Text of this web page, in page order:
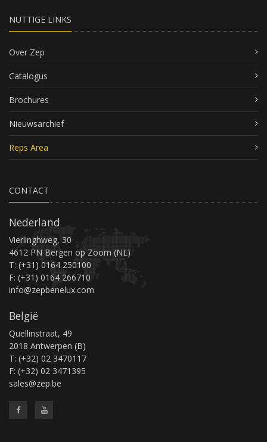
NUTTIGE LINKS
Over Zep
Catalogus
Brochures
Nieuwsarchief
Reps Area
CONTACT
Nederland
Vierlinghweg, 30
4612 PN Bergen op Zoom (NL)
T: (+31) 0164 250100
F: (+31) 0164 266710
info@zepbenelux.com
België
Quellinstraat, 49
2018 Antwerpen (B)
T: (+32) 02 3470117
F: (+32) 02 3471395
sales@zep.be